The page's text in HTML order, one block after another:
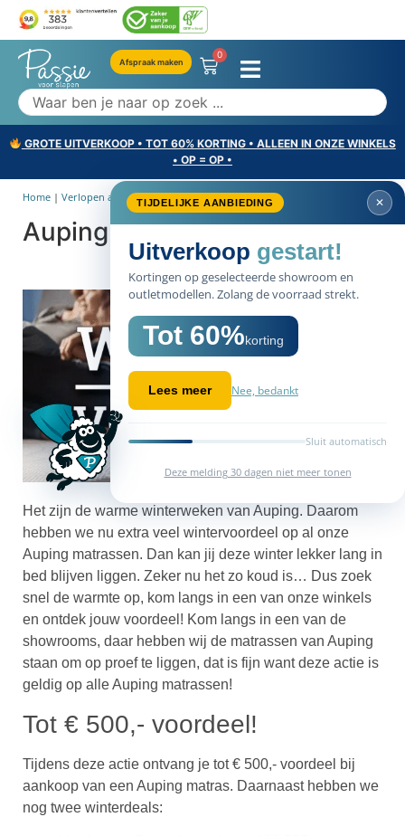
Afspraak maken
0
GROTE UITVERKOOP • TOT 60% KORTING • ALLEEN IN ONZE WINKELS
• OP = OP •
TIJDELIJKE AANBIEDING ✕
Uitverkoop gestart!
Kortingen op geselecteerde showroom en
outletmodellen. Zolang de voorraad strekt.
Tot 60%korting
Lees meer Nee, bedankt
Sluit automatisch
Deze melding 30 dagen niet meer tonen
Home | Verlopen acties|Auping: Warme Winterweken
Auping: Warme Winterweken
Het zijn de warme winterweken van Auping. Daarom
hebben we nu extra veel wintervoordeel op al onze
Auping matrassen. Dan kan jij deze winter lekker lang in
bed blijven liggen. Zeker nu het zo koud is… Dus zoek
snel de warmte op, kom langs in een van onze winkels
en ontdek jouw voordeel! Kom langs in een van de
showrooms, daar hebben wij de matrassen van Auping
staan om op proef te liggen, dat is fijn want deze actie is
geldig op alle Auping matrassen!
Tot € 500,- voordeel!
Tijdens deze actie ontvang je tot € 500,- voordeel bij
aankoop van een Auping matras. Daarnaast hebben we
nog twee winterdeals: